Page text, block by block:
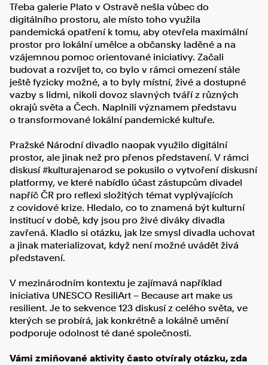
Třeba galerie Plato v Ostravě nešla vůbec do
digitálního prostoru, ale místo toho využila
pandemická opatření k tomu, aby otevřela maximální
prostor pro lokální umělce a občansky laděné a na
vzájemnou pomoc orientované iniciativy. Začali
budovat a rozvíjet to, co bylo v rámci omezení stále
ještě fyzicky možné, a to byly místní, živé a dostupné
vazby s lidmi, nikoli dovoz slavných tváří z různých
okrajů světa a Čech. Naplnili významem představu
o transformované lokální pandemické kultuře.
Pražské Národní divadlo naopak využilo digitální
prostor, ale jinak než pro přenos představení. V rámci
diskusí #kulturajenarod se pokusilo o vytvoření diskusní
platformy, ve které nabídlo účast zástupcům divadel
napříč ČR pro reflexi složitých témat vyplývajících
z covidové krize. Hledalo, co to znamená být kulturní
institucí v době, kdy jsou pro živé diváky divadla
zavřená. Kladlo si otázku, jak lze smysl divadla uchovat
a jinak materializovat, když není možné uvádět živá
představení.
V mezinárodním kontextu je zajímavá například
iniciativa UNESCO ResiliArt – Because art make us
resilient. Je to sekvence 123 diskusí z celého světa, ve
kterých se probírá, jak konkrétně a lokálně umění
podporuje odolnost té dané společnosti.
Vámi zmiňované aktivity často otvíraly otázku, zda